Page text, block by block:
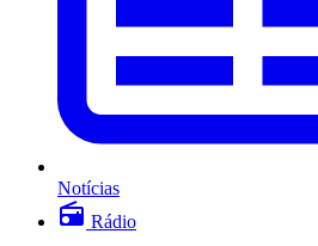
Notícias
Rádio